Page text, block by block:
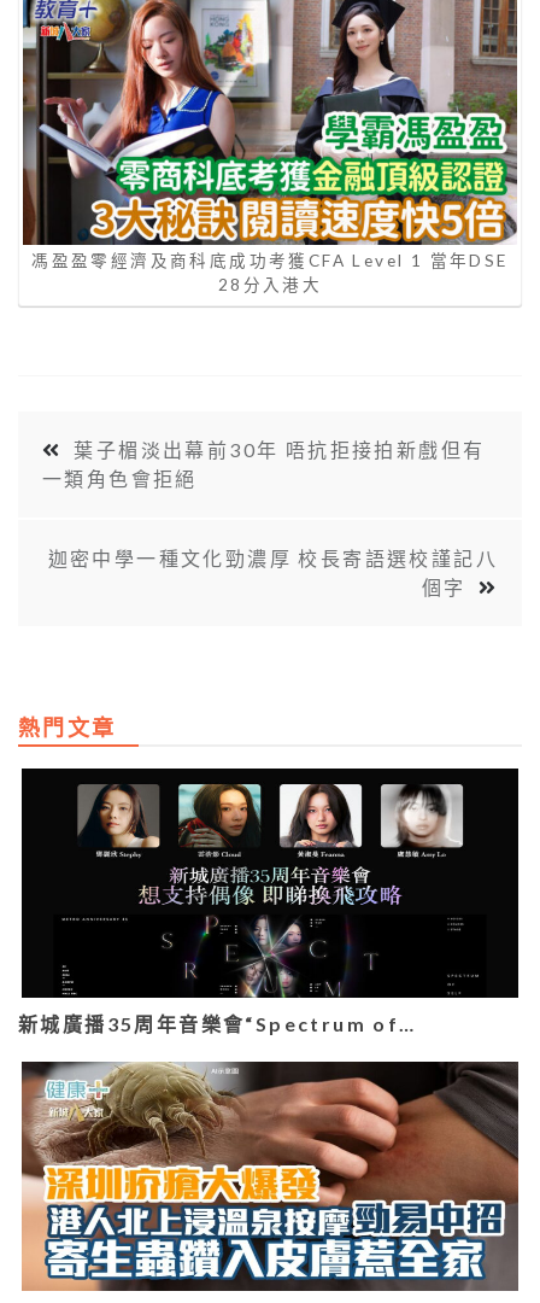
馮盈盈零經濟及商科底成功考獲CFA Level 1 當年DSE
28分入港大
葉子楣淡出幕前30年 唔抗拒接拍新戲但有
一類角色會拒絕
迦密中學一種文化勁濃厚 校長寄語選校謹記八
個字
熱門文章
新城廣播35周年音樂會“Spectrum of…